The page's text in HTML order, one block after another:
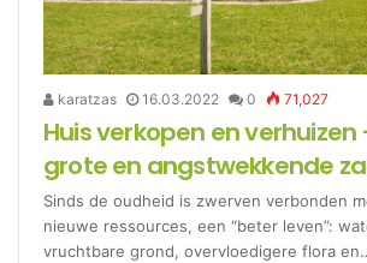
karatzas 16.03.2022 0 71,027
Huis verkopen en verhuizen
grote en angstwekkende
Sinds de oudheid is zwerven verbonden
nieuwe ressources, een “beter leven”:
vruchtbare grond, overvloedigere flora